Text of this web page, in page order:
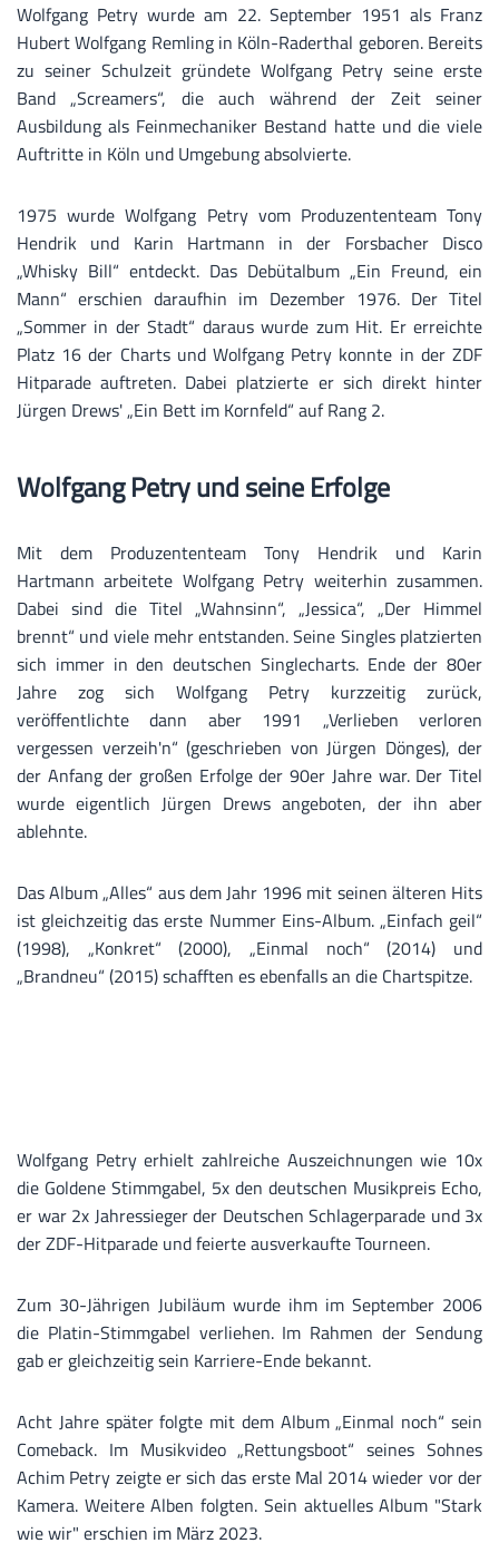
Wolfgang Petry wurde am 22. September 1951 als Franz
Hubert Wolfgang Remling in Köln-Raderthal geboren. Bereits
zu seiner Schulzeit gründete Wolfgang Petry seine erste
Band „Screamers“, die auch während der Zeit seiner
Ausbildung als Feinmechaniker Bestand hatte und die viele
Auftritte in Köln und Umgebung absolvierte.
1975 wurde Wolfgang Petry vom Produzententeam Tony
Hendrik und Karin Hartmann in der Forsbacher Disco
„Whisky Bill“ entdeckt. Das Debütalbum „Ein Freund, ein
Mann“ erschien daraufhin im Dezember 1976. Der Titel
„Sommer in der Stadt“ daraus wurde zum Hit. Er erreichte
Platz 16 der Charts und Wolfgang Petry konnte in der ZDF
Hitparade auftreten. Dabei platzierte er sich direkt hinter
Jürgen Drews' „Ein Bett im Kornfeld“ auf Rang 2.
Wolfgang Petry und seine Erfolge
Mit dem Produzententeam Tony Hendrik und Karin
Hartmann arbeitete Wolfgang Petry weiterhin zusammen.
Dabei sind die Titel „Wahnsinn“, „Jessica“, „Der Himmel
brennt“ und viele mehr entstanden. Seine Singles platzierten
sich immer in den deutschen Singlecharts. Ende der 80er
Jahre zog sich Wolfgang Petry kurzzeitig zurück,
veröffentlichte dann aber 1991 „Verlieben verloren
vergessen verzeih'n“ (geschrieben von Jürgen Dönges), der
der Anfang der großen Erfolge der 90er Jahre war. Der Titel
wurde eigentlich Jürgen Drews angeboten, der ihn aber
ablehnte.
Das Album „Alles“ aus dem Jahr 1996 mit seinen älteren Hits
ist gleichzeitig das erste Nummer Eins-Album. „Einfach geil“
(1998), „Konkret“ (2000), „Einmal noch“ (2014) und
„Brandneu“ (2015) schafften es ebenfalls an die Chartspitze.
Wolfgang Petry erhielt zahlreiche Auszeichnungen wie 10x
die Goldene Stimmgabel, 5x den deutschen Musikpreis Echo,
er war 2x Jahressieger der Deutschen Schlagerparade und 3x
der ZDF-Hitparade und feierte ausverkaufte Tourneen.
Zum 30-Jährigen Jubiläum wurde ihm im September 2006
die Platin-Stimmgabel verliehen. Im Rahmen der Sendung
gab er gleichzeitig sein Karriere-Ende bekannt.
Acht Jahre später folgte mit dem Album „Einmal noch“ sein
Comeback. Im Musikvideo „Rettungsboot“ seines Sohnes
Achim Petry zeigte er sich das erste Mal 2014 wieder vor der
Kamera. Weitere Alben folgten. Sein aktuelles Album "Stark
wie wir" erschien im März 2023.